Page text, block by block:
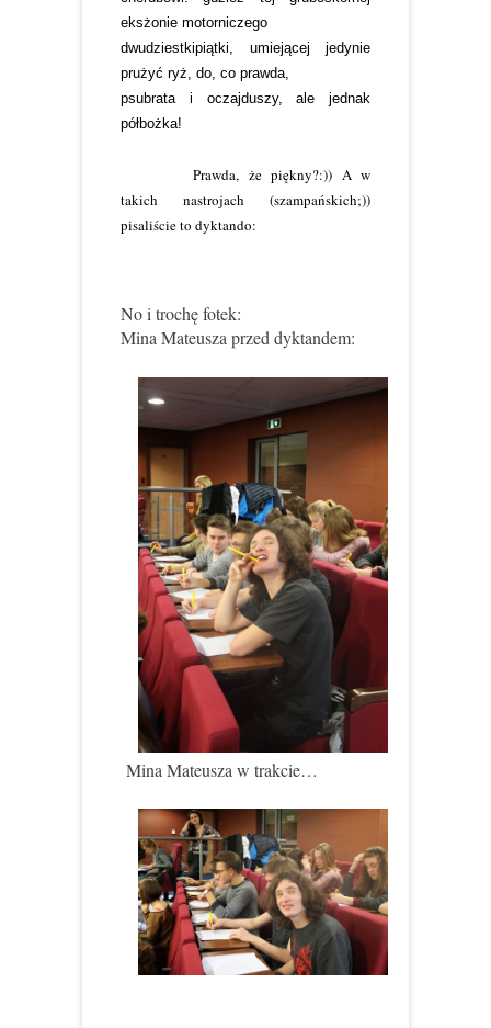
eksżonie motorniczego
dwudziestkipiątki, umiejącej jedynie
prużyć ryż, do, co prawda,
psubrata i oczajduszy, ale jednak
półbożka!
Prawda, że piękny?:)) A w
takich nastrojach (szampańskich;))
pisaliście to dyktando:
No i trochę fotek:
Mina Mateusza przed dyktandem:
Mina Mateusza w trakcie…